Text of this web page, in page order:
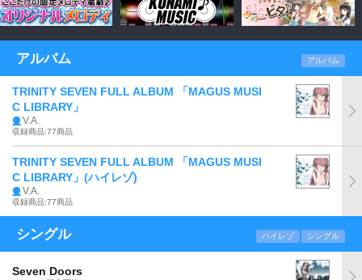
アルバム アルバム
TRINITY SEVEN FULL ALBUM 「MAGUS MUSI
C LIBRARY」
V.A.
収録商品:77商品
TRINITY SEVEN FULL ALBUM 「MAGUS MUSI
C LIBRARY」(ハイレゾ)
V.A.
収録商品:77商品
シングル ハイレゾ シングル
Seven Doors